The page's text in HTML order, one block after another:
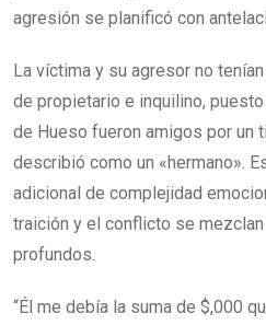
agresión se planificó con
La víctima y su agresor no
de propietario e inquilino,
de Hueso fueron amigos por un
describió como un «hermano».
adicional de complejidad
traición y el conflicto se
profundos.
“Él me debía la suma de $,000